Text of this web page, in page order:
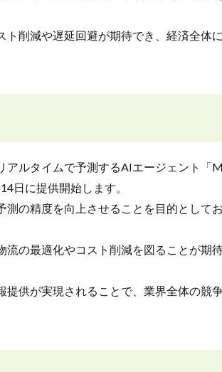
ト削減や遅延回避が期待でき、経済全体
アルタイムで予測するAIエージェント「
日に提供開始します。
測の精度を向上させることを目的として
の最適化やコスト削減を図ることが期
供が実現されることで、業界全体の競